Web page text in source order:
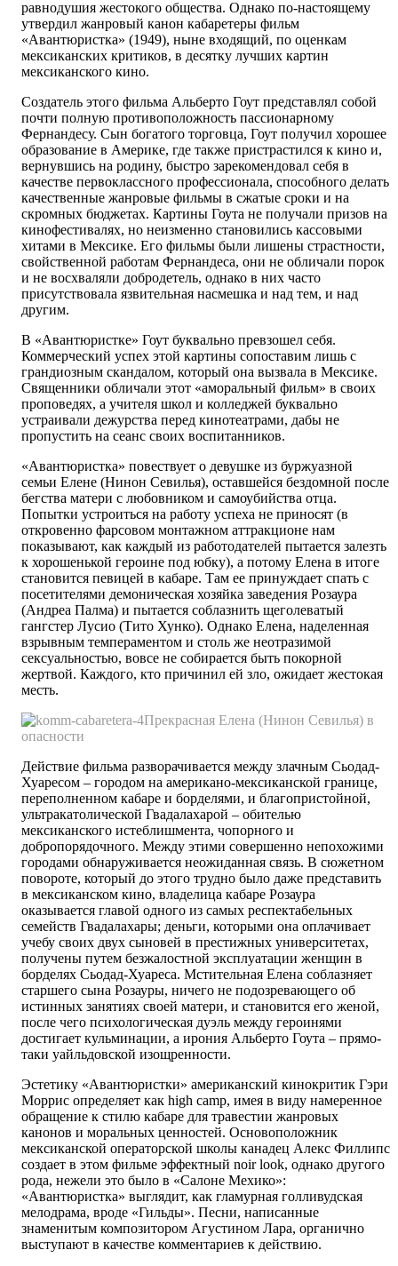
равнодушия жестокого общества. Однако по-настоящему
утвердил жанровый канон кабаретеры фильм
«Авантюристка» (1949), ныне входящий, по оценкам
мексиканских критиков, в десятку лучших картин
мексиканского кино.
Создатель этого фильма Альберто Гоут представлял собой
почти полную противоположность пассионарному
Фернандесу. Сын богатого торговца, Гоут получил хорошее
образование в Америке, где также пристрастился к кино и,
вернувшись на родину, быстро зарекомендовал себя в
качестве первоклассного профессионала, способного делать
качественные жанровые фильмы в сжатые сроки и на
скромных бюджетах. Картины Гоута не получали призов на
кинофестивалях, но неизменно становились кассовыми
хитами в Мексике. Его фильмы были лишены страстности,
свойственной работам Фернандеса, они не обличали порок
и не восхваляли добродетель, однако в них часто
присутствовала язвительная насмешка и над тем, и над
другим.
В «Авантюристке» Гоут буквально превзошел себя.
Коммерческий успех этой картины сопоставим лишь с
грандиозным скандалом, который она вызвала в Мексике.
Священники обличали этот «аморальный фильм» в своих
проповедях, а учителя школ и колледжей буквально
устраивали дежурства перед кинотеатрами, дабы не
пропустить на сеанс своих воспитанников.
«Авантюристка» повествует о девушке из буржуазной
семьи Елене (Нинон Севилья), оставшейся бездомной после
бегства матери с любовником и самоубийства отца.
Попытки устроиться на работу успеха не приносят (в
откровенно фарсовом монтажном аттракционе нам
показывают, как каждый из работодателей пытается залезть
к хорошенькой героине под юбку), а потому Елена в итоге
становится певицей в кабаре. Там ее принуждает спать с
посетителями демоническая хозяйка заведения Розаура
(Андреа Палма) и пытается соблазнить щеголеватый
гангстер Лусио (Тито Хунко). Однако Елена, наделенная
взрывным темпераментом и столь же неотразимой
сексуальностью, вовсе не собирается быть покорной
жертвой. Каждого, кто причинил ей зло, ожидает жестокая
месть.
Прекрасная Елена (Нинон Севилья) в
опасности
Действие фильма разворачивается между злачным Сьодад-
Хуаресом – городом на американо-мексиканской границе,
переполненном кабаре и борделями, и благопристойной,
ультракатолической Гвадалахарой – обителью
мексиканского истеблишмента, чопорного и
добропорядочного. Между этими совершенно непохожими
городами обнаруживается неожиданная связь. В сюжетном
повороте, который до этого трудно было даже представить
в мексиканском кино, владелица кабаре Розаура
оказывается главой одного из самых респектабельных
семейств Гвадалахары; деньги, которыми она оплачивает
учебу своих двух сыновей в престижных университетах,
получены путем безжалостной эксплуатации женщин в
борделях Сьодад-Хуареса. Мстительная Елена соблазняет
старшего сына Розауры, ничего не подозревающего об
истинных занятиях своей матери, и становится его женой,
после чего психологическая дуэль между героинями
достигает кульминации, а ирония Альберто Гоута – прямо-
таки уайльдовской изощренности.
Эстетику «Авантюристки» американский кинокритик Гэри
Моррис определяет как high camp, имея в виду намеренное
обращение к стилю кабаре для травестии жанровых
канонов и моральных ценностей. Основоположник
мексиканской операторской школы канадец Алекс Филлипс
создает в этом фильме эффектный noir look, однако другого
рода, нежели это было в «Салоне Мехико»:
«Авантюристка» выглядит, как гламурная голливудская
мелодрама, вроде «Гильды». Песни, написанные
знаменитым композитором Агустином Лара, органично
выступают в качестве комментариев к действию.